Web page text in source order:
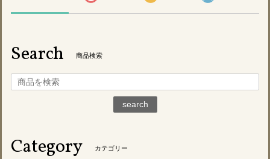
Search 商品検索
search
Category カテゴリー